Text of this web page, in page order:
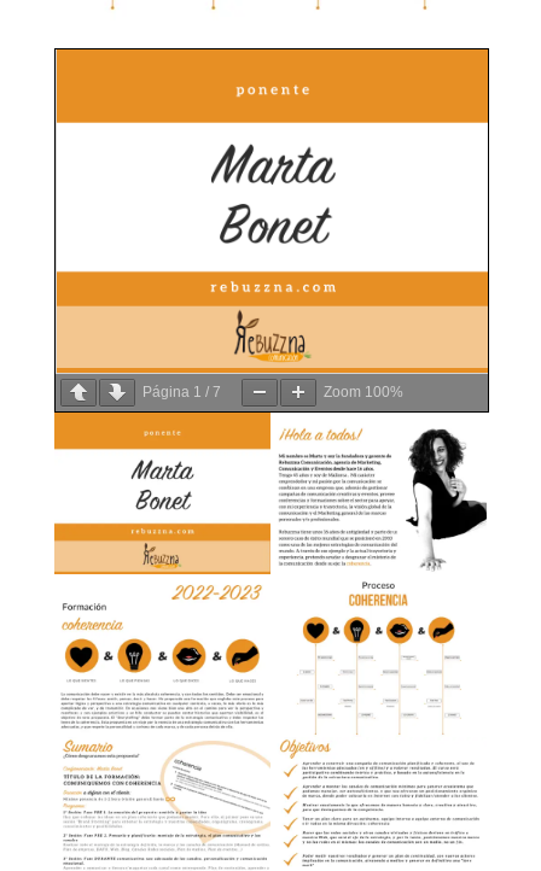
Página 1 / 7 Zoom 100%